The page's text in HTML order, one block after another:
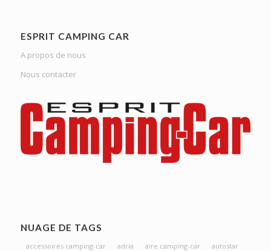
ESPRIT CAMPING CAR
A propos de nous
Nous contacter
NUAGE DE TAGS
accessoires camping-car adria aire camping-car
autostar